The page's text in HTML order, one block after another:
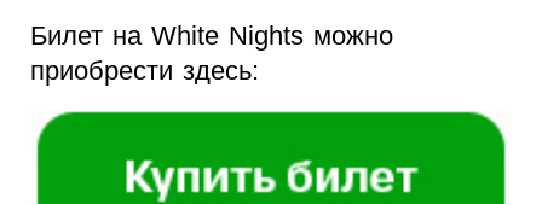
Билет на White Nights можно
приобрести здесь: